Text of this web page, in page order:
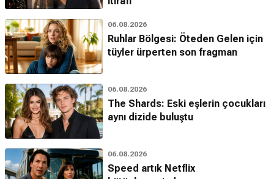
06.08.2026
Ruhlar Bölgesi: Öteden Gelen için
tüyler ürperten son fragman
06.08.2026
The Shards: Eski eşlerin çocukları
aynı dizide buluştu
06.08.2026
Speed artık Netflix